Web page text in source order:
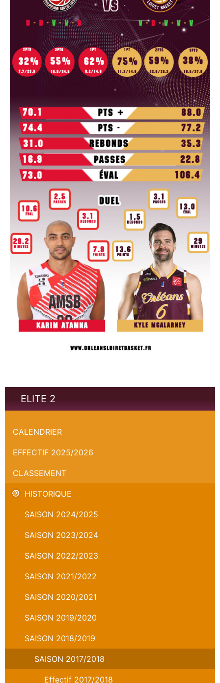
ELITE 2
CALENDRIER
EFFECTIF 2025/2026
CLASSEMENT
HISTORIQUE
SAISON 2024/2025
SAISON 2023/2024
SAISON 2022/2023
SAISON 2021/2022
SAISON 2020/2021
SAISON 2019/2020
SAISON 2018/2019
SAISON 2017/2018
Effectif 2017/2018